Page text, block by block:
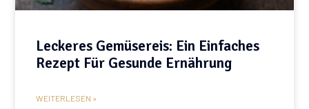
Leckeres Gemüsereis: Ein Einfaches
Rezept Für Gesunde Ernährung
WEITERLESEN »